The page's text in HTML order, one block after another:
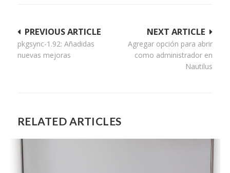
Navegación
de
NEXT ARTICLE
Agregar opción para abrir
como administrador en
Nautilus
PREVIOUS ARTICLE
pkgsync-1.92: Añadidas
nuevas mejoras
RELATED ARTICLES